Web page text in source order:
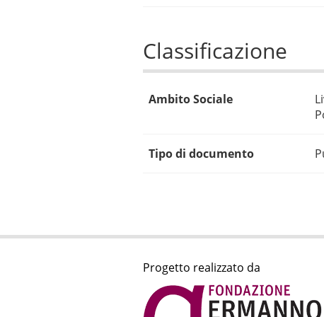
Classificazione
Ambito Sociale
Tipo di documento
Progetto realizzato da